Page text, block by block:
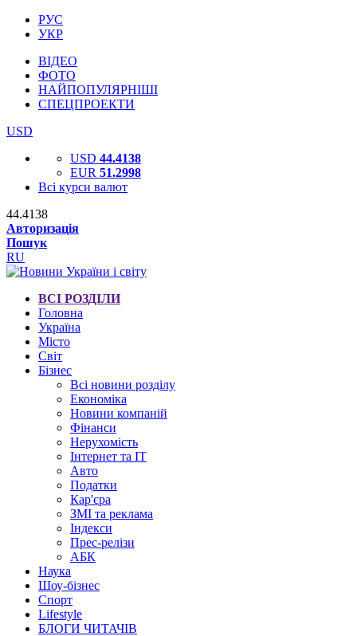
РУС
УКР
ВІДЕО
ФОТО
НАЙПОПУЛЯРНІШІ
СПЕЦПРОЕКТИ
USD
USD 44.4138
EUR 51.2998
Всі курси валют
44.4138
Авторизація
Пошук
RU
ВСІ РОЗДІЛИ
Головна
Україна
Місто
Світ
Бізнес
Всі новини розділу
Економіка
Новини компаній
Фінанси
Нерухомість
Інтернет та IT
Авто
Податки
Кар'єра
ЗМІ та реклама
Індекси
Прес-релізи
АБК
Наука
Шоу-бізнес
Спорт
Lifestyle
БЛОГИ ЧИТАЧІВ